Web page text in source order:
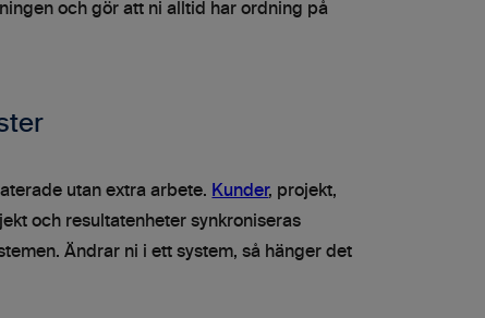
och gör att ni alltid har ordning på
utan extra arbete. Kunder, projekt,
och resultatenheter synkroniseras
Ändrar ni i ett system, så hänger det